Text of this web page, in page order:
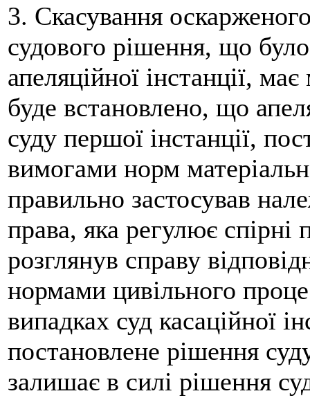
3. Скасування
судового рішення, що
апеляційної інстанції,
буде встановлено, що
суду першої інстанції,
вимогами норм
правильно застосував
права, яка регулює спірні
розглянув справу
нормами цивільного
випадках суд касаційної
постановлене рішення
залишає в силі рішення